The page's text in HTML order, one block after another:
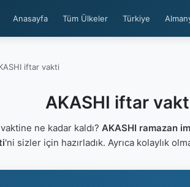
Anasayfa Tüm Ülkeler Türkiye
iftar vakti
AKASHI iftar
ne kadar kaldı? AKASHI ramazan
'ni sizler için hazırladık. Ayrıca kolaylık